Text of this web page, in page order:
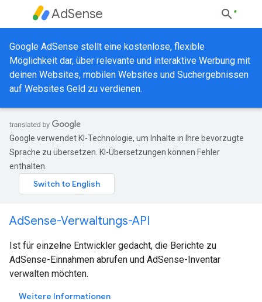
AdSense
Google AdSense stellt eine kostenlose, flexible
Möglichkeit dar, über relevante und interaktive Werbung mit
deinen Websites, mobilen Websites und Suchergebnissen
auf Websites Geld zu verdienen.
Google verwendet KI-Technologie, um Inhalte in Ihre bevorzugte
Sprache zu übersetzen. KI-Übersetzungen können Fehler
enthalten.
AdSense-Verwaltungs-API
Ist für einzelne Entwickler gedacht, die Berichte zu
AdSense-Einnahmen abrufen und AdSense-Inventar
verwalten möchten.
Weitere Informationen